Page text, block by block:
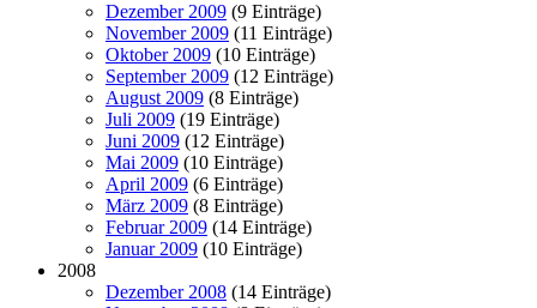
Dezember 2009 (9 Einträge)
November 2009 (11 Einträge)
Oktober 2009 (10 Einträge)
September 2009 (12 Einträge)
August 2009 (8 Einträge)
Juli 2009 (19 Einträge)
Juni 2009 (12 Einträge)
Mai 2009 (10 Einträge)
April 2009 (6 Einträge)
März 2009 (8 Einträge)
Februar 2009 (14 Einträge)
Januar 2009 (10 Einträge)
2008
Dezember 2008 (14 Einträge)